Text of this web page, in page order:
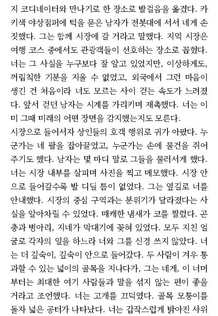
지 코디네이터와 만나기로 한 장소로 발걸음을 옮겼다. 카
키색 야상점퍼에 턱을 묻은 남자가 전봇대에 서서 네게 손
짓했다. 그는 함께 시장에 갈 거라고 말했다. 지역 시장은
여행 코스 중에서도 관광객들이 선호하는 장소로 꼽혔다.
너는 그 사실을 누구보다 잘 알고 있었지만, 이상하게도,
꺼림칙한 기분을 지울 수 없었고, 외국에서 그런 마음이
생긴 건 처음이라 너도 모르는 사이 걷는 속도가 느려졌
다. 앞서 걷던 남자는 시계를 가리키며 재촉했다. 너는 이
미 그때 미래의 어떤 장면을 감지했는지도 모른다.
시장으로 들어서자 상인들의 호객 행위로 귀가 아팠다. 누
군가는 네 팔을 잡아끌었고, 누군가는 손에 물건을 쥐어
주기도 했다. 남자는 몇 마디 말로 그들을 물러서게 했다.
너는 시장 내부를 살피며 사진을 찍고 메모했다. 시장 안
으로 들어갈수록 발 디딜 틈이 없었다. 그는 옆길로 너를
안내했다. 시장의 중심 구역과는 분위기가 달라졌다는 사
실을 알아차릴 수 있었다. 매캐한 냄새가 코를 찔렀다. 곤
충과 병아리, 지네가 막대기에 꽂혀 있었다. 모두 지친 얼
굴로 각자의 일을 하느라 너와 그를 신경 쓰지 않았다. 너
는 더 깊숙이, 깊숙이 안으로 들어갔다. 두 사람이 겨우 통
과할 수 있는 넓이의 골목을 지나다가, 그는 네게, 이 너머
부터는 최대한 여기 사람들과 말을 섞지 않는 편이 좋을
거라고 조언했다. 너는 고개를 끄덕였다. 골목 모퉁이를
돌자 넓은 공터가 나타났다. 너는 갑작스럽게 밝아진 사위